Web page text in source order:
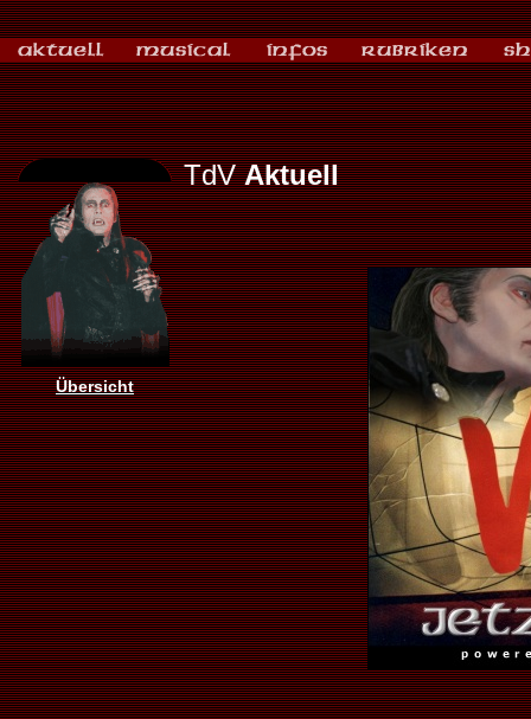
Übersicht
TdVAktuell